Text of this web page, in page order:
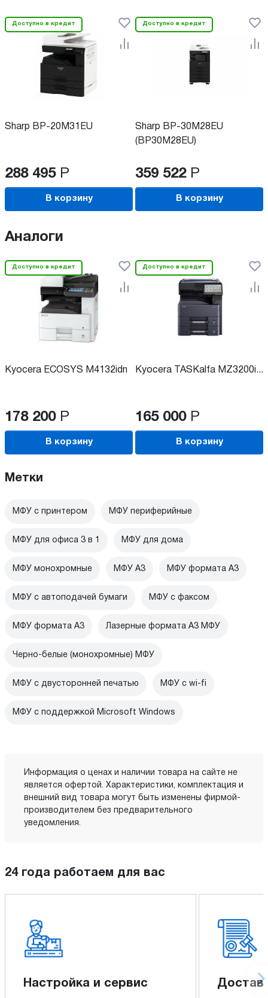
Доступно в кредит
Sharp BP-20M31EU
288 495 Р
В корзину
Доступно в кредит
Sharp BP-30M28EU
(BP30M28EU)
359 522 Р
В корзину
Аналоги
Доступно в кредит
Kyocera ECOSYS M4132idn
178 200 Р
В корзину
Доступно в кредит
Kyocera TASKalfa MZ3200i...
165 000 Р
В корзину
Метки
МФУ с принтером МФУ периферийные
МФУ для офиса 3 в 1 МФУ для дома
МФУ монохромные МФУ А3 МФУ формата A3
МФУ с автоподачей бумаги МФУ с факсом
МФУ формата А3 Лазерные формата А3 МФУ
Черно-белые (монохромные) МФУ
МФУ с двусторонней печатью МФУ c wi-fi
МФУ с поддержкой Microsoft Windows
Информация о ценах и наличии товара на сайте не
является офертой. Характеристики, комплектация и
внешний вид товара могут быть изменены фирмой-
производителем без предварительного
уведомления.
24 года работаем для вас
Настройка и сервис